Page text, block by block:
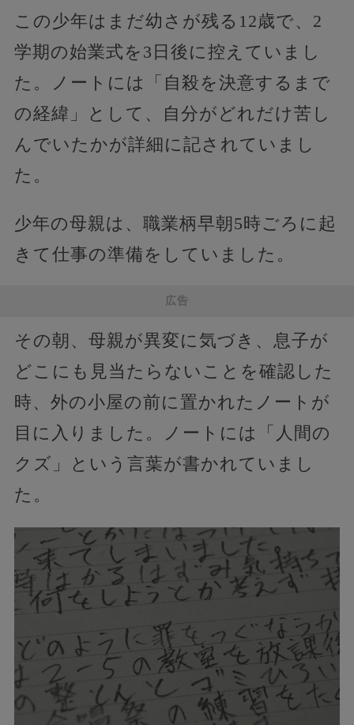
この少年はまだ幼さが残る12歳で、2
学期の始業式を3日後に控えていまし
た。ノートには「自殺を決意するまで
の経緯」として、自分がどれだけ苦し
んでいたかが詳細に記されていまし
た。
少年の母親は、職業柄早朝5時ごろに起
きて仕事の準備をしていました。
広告
その朝、母親が異変に気づき、息子が
どこにも見当たらないことを確認した
時、外の小屋の前に置かれたノートが
目に入りました。ノートには「人間の
クズ」という言葉が書かれていまし
た。